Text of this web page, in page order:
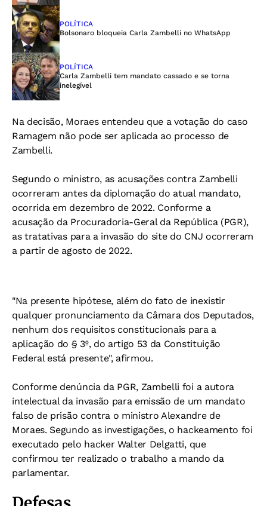
POLÍTICA
Bolsonaro bloqueia Carla Zambelli no WhatsApp
POLÍTICA
Carla Zambelli tem mandato cassado e se torna
inelegível
Na decisão, Moraes entendeu que a votação do caso
Ramagem não pode ser aplicada ao processo de
Zambelli.
Segundo o ministro, as acusações contra Zambelli
ocorreram antes da diplomação do atual mandato,
ocorrida em dezembro de 2022. Conforme a
acusação da Procuradoria-Geral da República (PGR),
as tratativas para a invasão do site do CNJ ocorreram
a partir de agosto de 2022.
"Na presente hipótese, além do fato de inexistir
qualquer pronunciamento da Câmara dos Deputados,
nenhum dos requisitos constitucionais para a
aplicação do § 3º, do artigo 53 da Constituição
Federal está presente", afirmou.
Conforme denúncia da PGR, Zambelli foi a autora
intelectual da invasão para emissão de um mandato
falso de prisão contra o ministro Alexandre de
Moraes. Segundo as investigações, o hackeamento foi
executado pelo hacker Walter Delgatti, que
confirmou ter realizado o trabalho a mando da
parlamentar.